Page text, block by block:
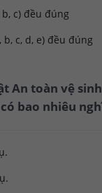
b, c) đều đúng
b, c, d, e) đều đúng
An toàn vệ
bao nhiêu